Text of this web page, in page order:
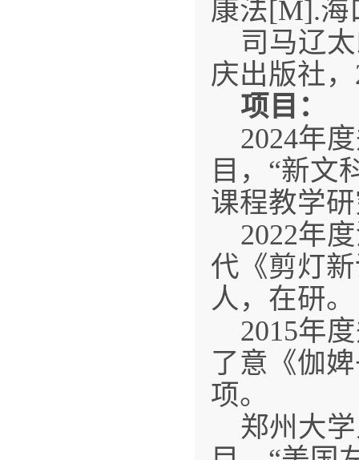
康法[M].海
司马辽
庆出版社，
项目：
2024年
目，“新文
课程教学
2022年
代《剪灯
人，在研。
2015年
了意《伽
项。
郑州大